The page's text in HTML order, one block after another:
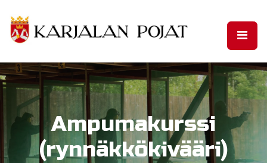
Ampumakurssi
(rynnäkkökivääri)